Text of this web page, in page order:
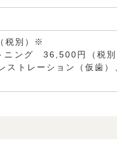
税別）※
グ 36,500円（税別
トレーション（仮歯）